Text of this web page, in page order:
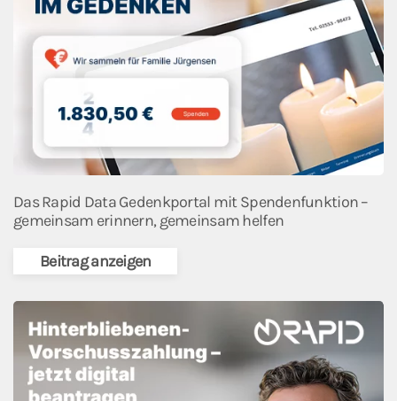
Das Rapid Data Gedenkportal mit Spendenfunktion –
gemeinsam erinnern, gemeinsam helfen
Beitrag anzeigen